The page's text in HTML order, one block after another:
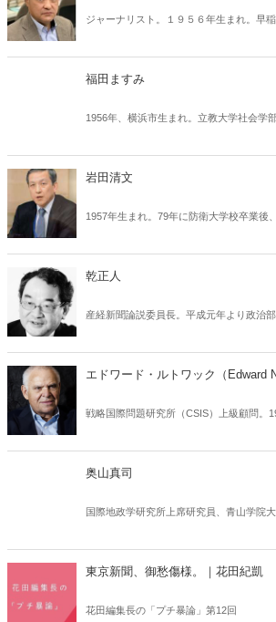
19年から24年まで、内閣府、多重債務者
発している。
ジャーナリスト。１９５６年生まれ。早
クープ。著書に『成年後見制度の闇』（
著）など。
福田ますみ
1956年、横浜市生まれ。立教大学社会学
秋）、『暗殺国家ロシア 消 されたジャ
社）などがある。2007年に『でっちあげ
岩田清文
1957年生まれ。79年に防衛大学校卒業後
陸上幕僚長と歴任し、16年に退官。
乾正人
産経新聞論説委員長。平成元年より政治
プ大統領当選翌日の一面コラムでトラン
エドワード・ルトワック（Edward
戦略国際問題研究所（CSIS）上級顧問。
1975年に博士号を取得。同年国防省長官
史、軍事戦略研究、安全保障論。国防省
する中国 なぜ世界帝国になれないのか
新しいリアル』（ともに文春新書、奥山
奥山真司
国際地政学研究所上席研究員、青山学院
（PhD）を取得。戦略学博士。著書に『
地図』（五月書房）のほか、訳書に『戦
マー著（五月書房新社）、『現代の軍事
東京新聞、御愁傷様。｜花田紀凱
花田編集長の「プチ暴論」第12回